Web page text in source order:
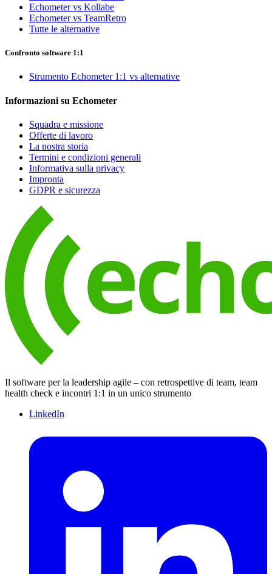
Echometer vs Kollabe
Echometer vs TeamRetro
Tutte le alternative
Confronto software 1:1
Strumento Echometer 1:1 vs alternative
Informazioni su Echometer
Squadra e missione
Offerte di lavoro
La nostra storia
Termini e condizioni generali
Informativa sulla privacy
Impronta
GDPR e sicurezza
Il software per la leadership agile – con retrospettive di team, team
health check e incontri 1:1 in un unico strumento
LinkedIn